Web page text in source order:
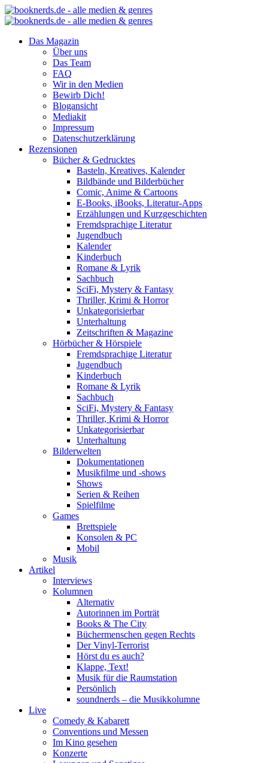
Das Magazin
Über uns
Das Team
FAQ
Wir in den Medien
Bewirb Dich!
Blogansicht
Mediakit
Impressum
Datenschutzerklärung
Rezensionen
Bücher & Gedrucktes
Basteln, Kreatives, Kalender
Bildbände und Bilderbücher
Comic, Anime & Cartoons
E-Books, iBooks, Literatur-Apps
Erzählungen und Kurzgeschichten
Fremdsprachige Literatur
Jugendbuch
Kalender
Kinderbuch
Romane & Lyrik
Sachbuch
SciFi, Mystery & Fantasy
Thriller, Krimi & Horror
Unkategorisierbar
Unterhaltung
Zeitschriften & Magazine
Hörbücher & Hörspiele
Fremdsprachige Literatur
Jugendbuch
Kinderbuch
Romane & Lyrik
Sachbuch
SciFi, Mystery & Fantasy
Thriller, Krimi & Horror
Unkategorisierbar
Unterhaltung
Bilderwelten
Dokumentationen
Musikfilme und -shows
Shows
Serien & Reihen
Spielfilme
Games
Brettspiele
Konsolen & PC
Mobil
Musik
Artikel
Interviews
Kolumnen
Alternativ
Autorinnen im Porträt
Books & The City
Büchermenschen gegen Rechts
Der Vinyl-Terrorist
Hörst du es auch?
Klappe, Text!
Musik für die Raumstation
Persönlich
soundnerds – die Musikkolumne
Live
Comedy & Kabarett
Conventions und Messen
Im Kino gesehen
Konzerte